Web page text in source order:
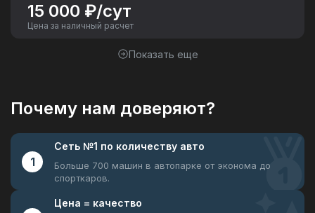
15 000 ₽/сут
Цена за наличный расчет
Показать еще
Почему нам доверяют?
1
Сеть №1 по количеству авто
Больше 700 машин в автопарке от эконома до
спорткаров.
Цена = качество